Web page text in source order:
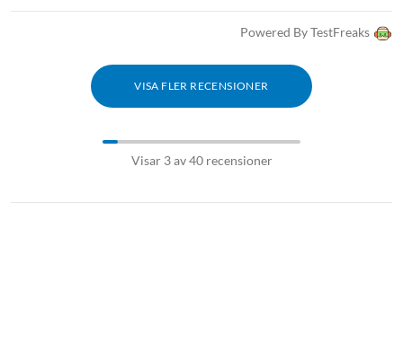
Powered By TestFreaks
VISA FLER RECENSIONER
Visar 3 av 40 recensioner